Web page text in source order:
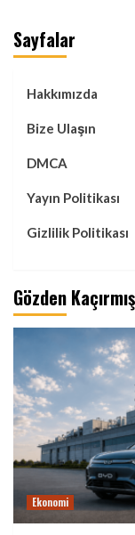
Sayfalar
Hakkımızda
Bize Ulaşın
DMCA
Yayın Politikası
Gizlilik Politikası
Gözden
Ekonomi